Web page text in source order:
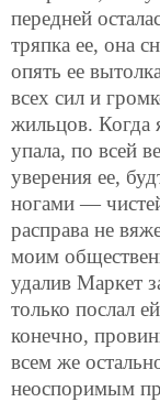
передней
тряпка ее, она
опять ее
всех сил и
жильцов. Когда
упала, по всей
уверения ее,
ногами —
расправа не
моим
удалив Маркет
только послал
конечно,
всем же
неоспоримым